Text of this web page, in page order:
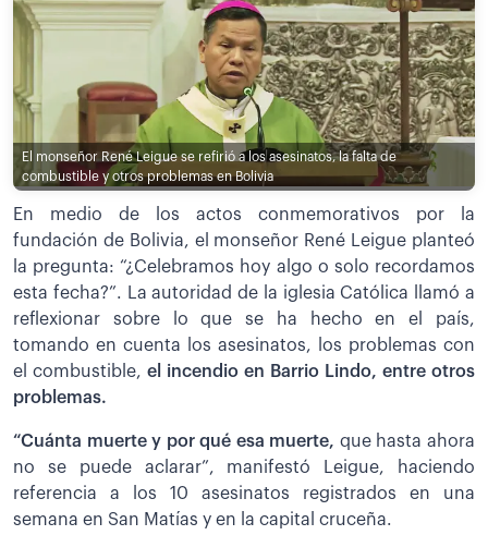
El monseñor René Leigue se refirió a los asesinatos, la falta de
combustible y otros problemas en Bolivia
En medio de los actos conmemorativos por la
fundación de Bolivia, el monseñor René Leigue planteó
la pregunta: “¿Celebramos hoy algo o solo recordamos
esta fecha?”. La autoridad de la iglesia Católica llamó a
reflexionar sobre lo que se ha hecho en el país,
tomando en cuenta los asesinatos, los problemas con
el combustible, el incendio en Barrio Lindo, entre otros
problemas.
“Cuánta muerte y por qué esa muerte, que hasta ahora
no se puede aclarar”, manifestó Leigue, haciendo
referencia a los 10 asesinatos registrados en una
semana en San Matías y en la capital cruceña.